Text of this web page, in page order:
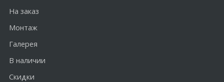
На заказ
Монтаж
Галерея
В наличии
Скидки